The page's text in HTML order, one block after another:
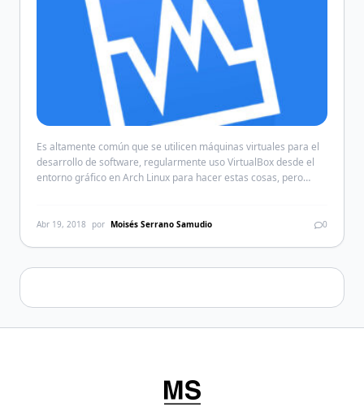
Es altamente común que se utilicen máquinas virtuales para el
desarrollo de software, regularmente uso VirtualBox desde el
entorno gráfico en Arch Linux para hacer estas cosas, pero
aquí es donde entra el modo headless. […]
Abr 19, 2018 por Moisés Serrano Samudio 0